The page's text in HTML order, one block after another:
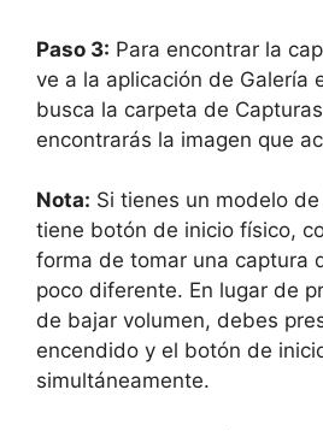
Paso 3: Para encontrar la
ve a la aplicación de Galería
busca la carpeta de
encontrarás la imagen que
Nota: Si tienes un modelo
tiene botón de inicio físico,
forma de tomar una captura
poco diferente. En lugar de
de bajar volumen, debes
encendido y el botón de
simultáneamente.